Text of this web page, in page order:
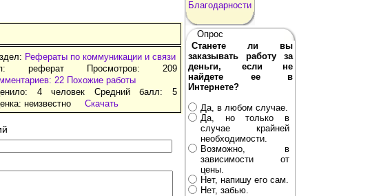
Рефераты по коммуникации и связи
реферат Просмотров: 209
22 Похожие работы
4 человек Средний балл: 5
неизвестно Скачать
Благодарности
Опрос
Станете ли вы
заказывать работу за
деньги, если не
найдете ее в
Интернете?
Да, в любом случае.
Да, но только в
случае крайней
необходимости.
Возможно, в
зависимости от
цены.
Нет, напишу его сам.
Нет, забью.